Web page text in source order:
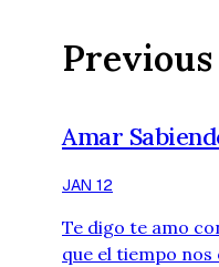
Amar
JAN 12
Te digo te amo
que el tiempo